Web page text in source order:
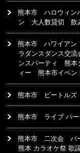
熊本市 ハロウィン
ン 大人数貸切 飲
熊本市 ハワイアン
ラダンスダンス交
ンスパーティ 熊本
ィー 熊本市イベン
熊本市 ビートルズ
熊本市 ライブ パー
熊本市 二次会 バ
熊本 カラオケ祭